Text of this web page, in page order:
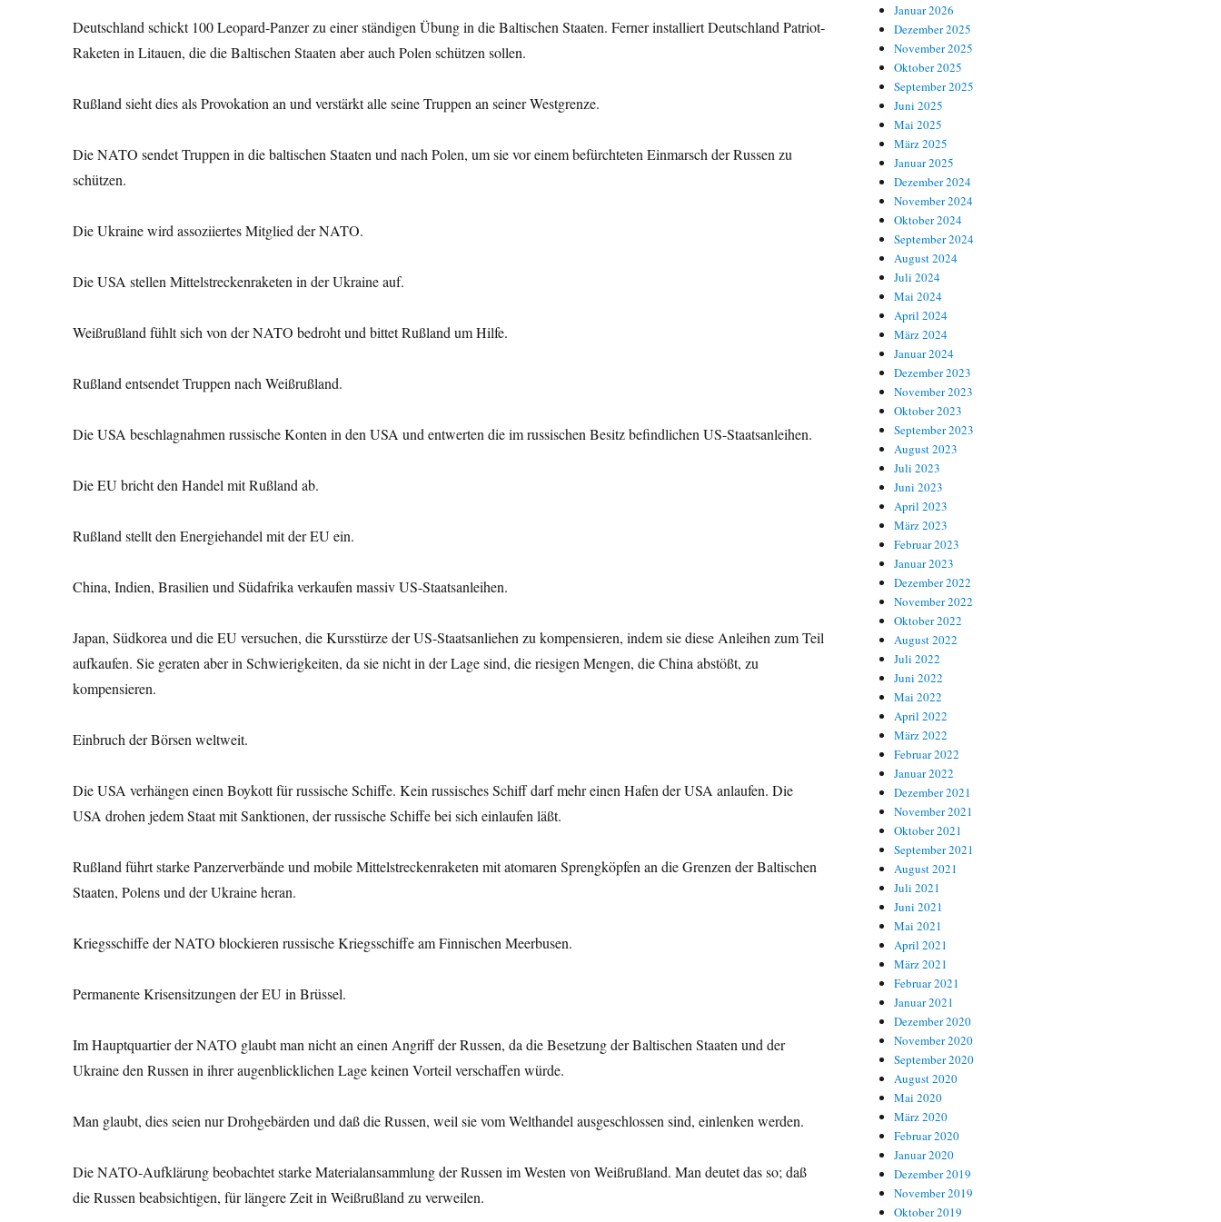
Deutschland schickt 100 Leopard-Panzer zu einer ständigen Übung in die Baltischen Staaten. Ferner installiert Deutschland Patriot-
Raketen in Litauen, die die Baltischen Staaten aber auch Polen schützen sollen.
Rußland sieht dies als Provokation an und verstärkt alle seine Truppen an seiner Westgrenze.
Die NATO sendet Truppen in die baltischen Staaten und nach Polen, um sie vor einem befürchteten Einmarsch der Russen zu
schützen.
Die Ukraine wird assoziiertes Mitglied der NATO.
Die USA stellen Mittelstreckenraketen in der Ukraine auf.
Weißrußland fühlt sich von der NATO bedroht und bittet Rußland um Hilfe.
Rußland entsendet Truppen nach Weißrußland.
Die USA beschlagnahmen russische Konten in den USA und entwerten die im russischen Besitz befindlichen US-Staatsanleihen.
Die EU bricht den Handel mit Rußland ab.
Rußland stellt den Energiehandel mit der EU ein.
China, Indien, Brasilien und Südafrika verkaufen massiv US-Staatsanleihen.
Japan, Südkorea und die EU versuchen, die Kursstürze der US-Staatsanliehen zu kompensieren, indem sie diese Anleihen zum Teil
aufkaufen. Sie geraten aber in Schwierigkeiten, da sie nicht in der Lage sind, die riesigen Mengen, die China abstößt, zu
kompensieren.
Einbruch der Börsen weltweit.
Die USA verhängen einen Boykott für russische Schiffe. Kein russisches Schiff darf mehr einen Hafen der USA anlaufen. Die
USA drohen jedem Staat mit Sanktionen, der russische Schiffe bei sich einlaufen läßt.
Rußland führt starke Panzerverbände und mobile Mittelstreckenraketen mit atomaren Sprengköpfen an die Grenzen der Baltischen
Staaten, Polens und der Ukraine heran.
Kriegsschiffe der NATO blockieren russische Kriegsschiffe am Finnischen Meerbusen.
Permanente Krisensitzungen der EU in Brüssel.
Im Hauptquartier der NATO glaubt man nicht an einen Angriff der Russen, da die Besetzung der Baltischen Staaten und der
Ukraine den Russen in ihrer augenblicklichen Lage keinen Vorteil verschaffen würde.
Man glaubt, dies seien nur Drohgebärden und daß die Russen, weil sie vom Welthandel ausgeschlossen sind, einlenken werden.
Die NATO-Aufklärung beobachtet starke Material­ansammlung der Russen im Westen von Weißrußland. Man deutet das so; daß
die Russen beabsichtigen, für längere Zeit in Weißrußland zu verweilen.
Januar 2026
Dezember 2025
November 2025
Oktober 2025
September 2025
Juni 2025
Mai 2025
März 2025
Januar 2025
Dezember 2024
November 2024
Oktober 2024
September 2024
August 2024
Juli 2024
Mai 2024
April 2024
März 2024
Januar 2024
Dezember 2023
November 2023
Oktober 2023
September 2023
August 2023
Juli 2023
Juni 2023
April 2023
März 2023
Februar 2023
Januar 2023
Dezember 2022
November 2022
Oktober 2022
August 2022
Juli 2022
Juni 2022
Mai 2022
April 2022
März 2022
Februar 2022
Januar 2022
Dezember 2021
November 2021
Oktober 2021
September 2021
August 2021
Juli 2021
Juni 2021
Mai 2021
April 2021
März 2021
Februar 2021
Januar 2021
Dezember 2020
November 2020
September 2020
August 2020
Mai 2020
März 2020
Februar 2020
Januar 2020
Dezember 2019
November 2019
Oktober 2019